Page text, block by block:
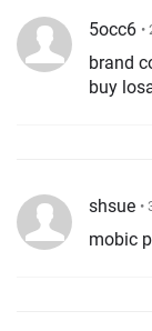
5occ6 •
brand
buy
shsue •
mobic